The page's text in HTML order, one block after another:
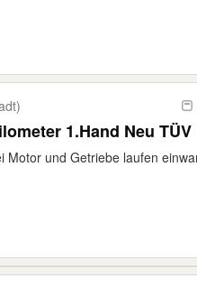
1.Hand Neu TÜV
Motor und Getriebe laufen